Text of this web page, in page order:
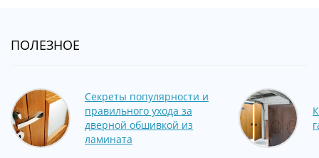
ПОЛЕЗНОЕ
Секреты популярности и
правильного ухода за
дверной обшивкой из
ламината